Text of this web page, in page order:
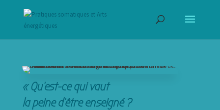
« Qu’est-ce qui vaut
la peine d’être enseigné ?